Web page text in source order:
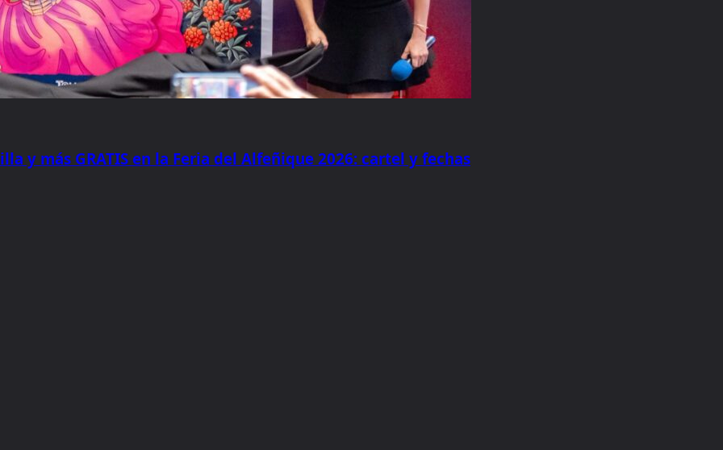
y más GRATIS en la Feria del Alfeñique 2026: cartel y fechas